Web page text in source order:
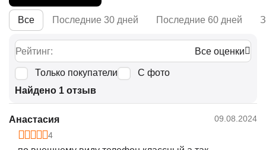
Все Последние 30 дней Последние 60 дней
Рейтинг: Все оценки
Только покупатели
С фото
Найдено 1 отзыв
Анастасия
09.08.2024
4